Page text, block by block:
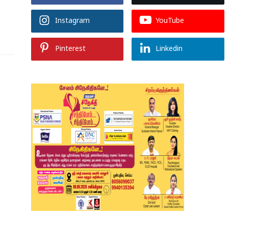
Instagram YouTube
Pinterest Linkedin